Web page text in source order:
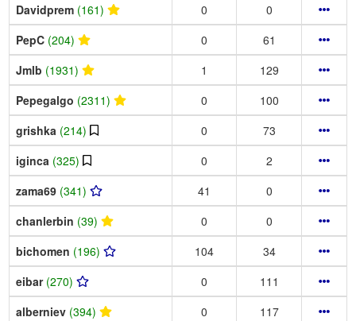
Davidprem (161) 0
0
PepC (204) 0
61
Jmlb (1931) 1
129
Pepegalgo (2311) 0
100
grishka (214) 0
73
iginca (325) 0
2
zama69 (341) 41
0
chanlerbin (39) 0
0
bichomen (196) 104
34
eibar (270) 0
111
alberniev (394) 0
117